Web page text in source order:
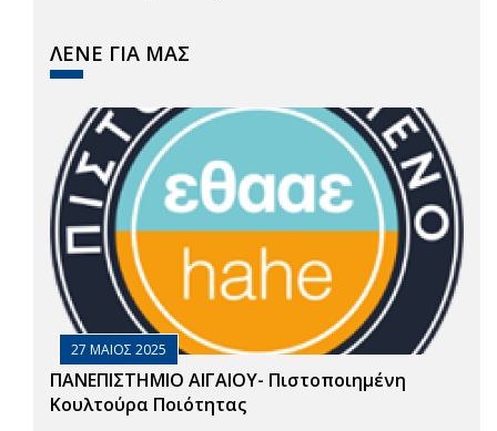
ΛΕΝΕ ΓΙΑ ΜΑΣ
27 ΜΑΙΟΣ 2025
ΠΑΝΕΠΙΣΤΗΜΙΟ ΑΙΓΑΙΟΥ- Πιστοποιημένη
Κουλτούρα Ποιότητας